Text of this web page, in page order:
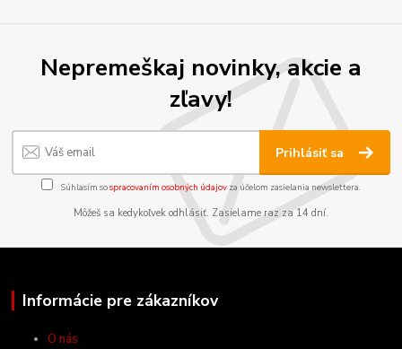
Nepremeškaj novinky, akcie a
zľavy!
Prihlásiť sa
Súhlasím sospracovaním osobných údajov za účelom zasielania newslettera.
Môžeš sa kedykoľvek odhlásiť. Zasielame raz za 14 dní.
Informácie pre zákazníkov
O nás